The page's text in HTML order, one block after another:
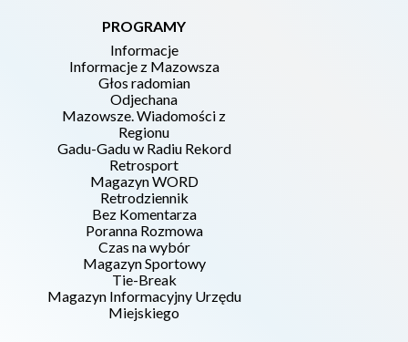
PROGRAMY
Informacje
Informacje z Mazowsza
Głos radomian
Odjechana
Mazowsze. Wiadomości z
Regionu
Gadu-Gadu w Radiu Rekord
Retrosport
Magazyn WORD
Retrodziennik
Bez Komentarza
Poranna Rozmowa
Czas na wybór
Magazyn Sportowy
Tie-Break
Magazyn Informacyjny Urzędu
Miejskiego